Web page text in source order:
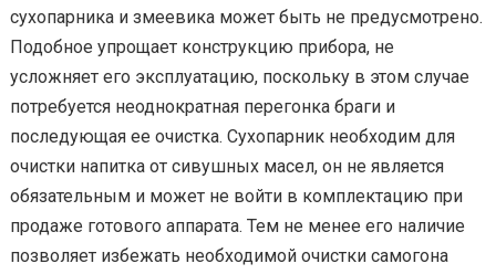
сухопарника и змеевика может быть не предусмотрено.
Подобное упрощает конструкцию прибора, не
усложняет его эксплуатацию, поскольку в этом случае
потребуется неоднократная перегонка браги и
последующая ее очистка. Сухопарник необходим для
очистки напитка от сивушных масел, он не является
обязательным и может не войти в комплектацию при
продаже готового аппарата. Тем не менее его наличие
позволяет избежать необходимой очистки самогона